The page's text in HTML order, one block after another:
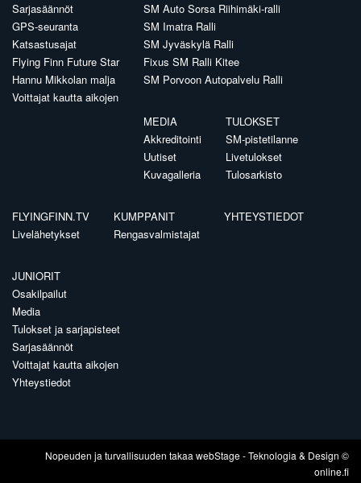
Sarjasäännöt
GPS-seuranta
Katsastusajat
Flying Finn Future Star
Hannu Mikkolan malja
Voittajat kautta aikojen
SM Auto Sorsa Riihimäki-ralli
SM Imatra Ralli
SM Jyväskylä Ralli
Fixus SM Ralli Kitee
SM Porvoon Autopalvelu Ralli
MEDIA
Akkreditointi
Uutiset
Kuvagalleria
TULOKSET
SM-pistetilanne
Livetulokset
Tulosarkisto
FLYINGFINN.TV
Livelähetykset
KUMPPANIT
Rengasvalmistajat
YHTEYSTIEDOT
JUNIORIT
Osakilpailut
Media
Tulokset ja sarjapisteet
Sarjasäännöt
Voittajat kautta aikojen
Yhteystiedot
Nopeuden ja turvallisuuden takaawebStage- Teknologia & Design ©
online.fi